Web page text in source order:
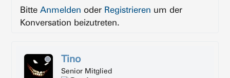
BitteAnmelden oder Registrieren um der
Konversation beizutreten.
Tino
Senior Mitglied